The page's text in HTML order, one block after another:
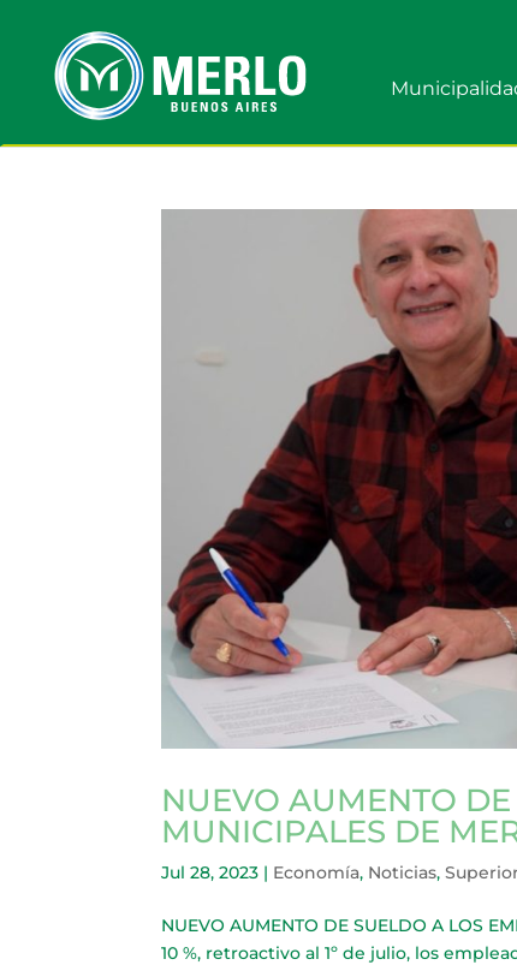
NUEVO AUMENTO
MUNICIPALES DE
Jul 28, 2023 | Economía, Noticias,
NUEVO AUMENTO DE SUELDO A LOS
10 %, retroactivo al 1º de julio, los